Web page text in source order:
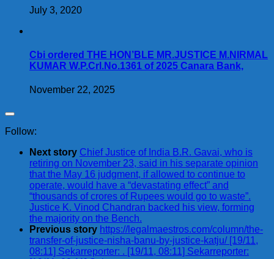
July 3, 2020
Cbi ordered THE HON’BLE MR.JUSTICE M.NIRMAL
KUMAR W.P.Crl.No.1361 of 2025 Canara Bank,
November 22, 2025
Follow:
Next story Chief Justice of India B.R. Gavai, who is
retiring on November 23, said in his separate opinion
that the May 16 judgment, if allowed to continue to
operate, would have a “devastating effect” and
“thousands of crores of Rupees would go to waste”.
Justice K. Vinod Chandran backed his view, forming
the majority on the Bench.
Previous story https://legalmaestros.com/column/the-
transfer-of-justice-nisha-banu-by-justice-katju/ [19/11,
08:11] Sekarreporter: . [19/11, 08:11] Sekarreporter: